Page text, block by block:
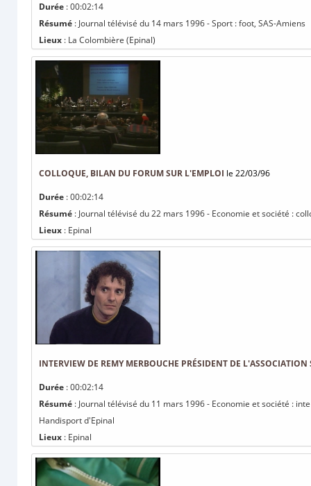
Durée : 00:02:14
Résumé : Journal télévisé du 14 mars 1996 - Sport : foot, SAS-Amiens
Lieux : La Colombière (Epinal)
COLLOQUE, BILAN DU FORUM SUR L'EMPLOI le 22/03/96
Durée : 00:02:14
Résumé : Journal télévisé du 22 mars 1996 - Economie et société :
Lieux : Epinal
INTERVIEW DE REMY MERBOUCHE PRÉSIDENT DE
Durée : 00:02:14
Résumé : Journal télévisé du 11 mars 1996 - Economie et société :
Handisport d'Epinal
Lieux : Epinal